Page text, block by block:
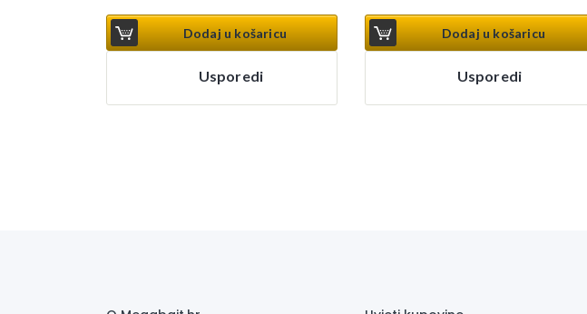
Dodaj u košaricu
Usporedi
Dodaj u košaricu
Usporedi